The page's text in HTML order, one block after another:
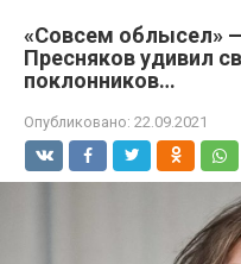
«Совсем облысел»
Пресняков удивил
поклонников…
Опубликовано: 22.09.2021